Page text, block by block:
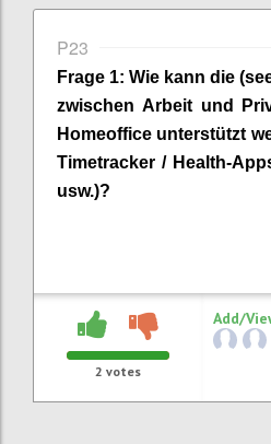
P23
Frage 1: Wie kann die
zwischen Arbeit und
Homeoffice unterstützt
Timetracker / Health-
usw.)?
2 votes
Add/